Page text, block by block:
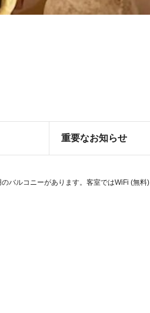
重要なお知らせ
バルコニーがあります。客室ではWiFi (無料